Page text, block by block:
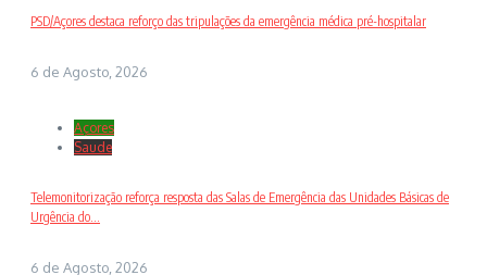
PSD/Açores destaca reforço das tripulações da emergência médica pré-hospitalar
6 de Agosto, 2026
Açores
Saude
Telemonitorização reforça resposta das Salas de Emergência das Unidades Básicas de
Urgência do...
6 de Agosto, 2026